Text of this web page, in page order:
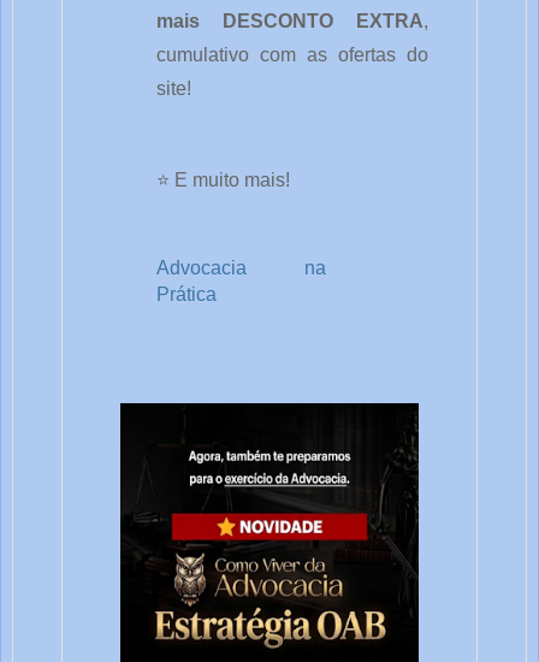
mais DESCONTO EXTRA,
cumulativo com as ofertas do
site!
⭐ E muito mais!
Advocacia na
Prática